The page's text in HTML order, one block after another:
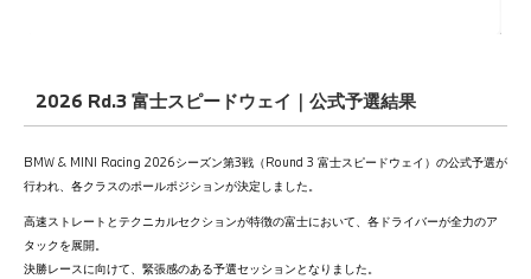
2026 Rd.3 富士スピードウェイ｜公式予選結果
BMW & MINI Racing 2026シーズン第3戦（Round 3 富士スピードウェイ）の公式予選が
行われ、各クラスのポールポジションが決定しました。
高速ストレートとテクニカルセクションが特徴の富士において、各ドライバーが全力のア
タックを展開。
決勝レースに向けて、緊張感のある予選セッションとなりました。